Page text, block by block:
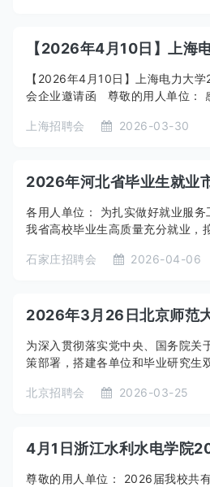
【2026年4月10日】上海电力大
会企业邀请函 尊敬的用人单位：
上海招聘会 2026-03-30
各用人单位： 为扎实做好就业服
我省高校毕业生高质量充分就业
石家庄招聘会 2026-04-06
为深入贯彻落实党中央、国务院关
策部署，搭建各单位和毕业研究生
北京招聘会 2026-03-25
尊敬的用人单位： 2026届我校共